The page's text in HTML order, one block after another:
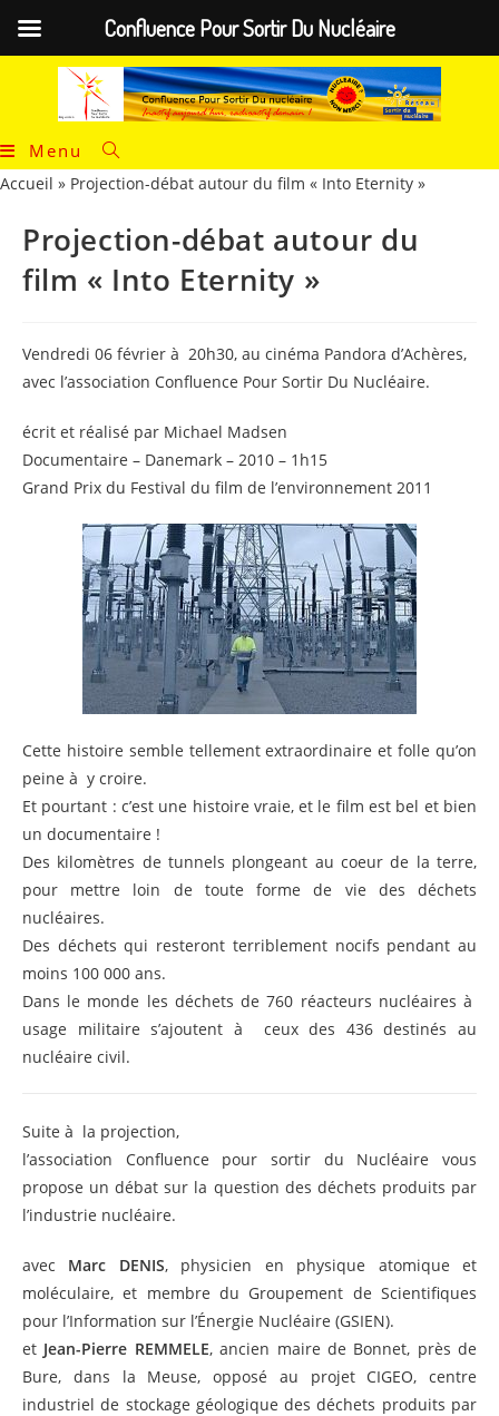
Menu
Accueil » Projection-débat autour du film « Into Eternity »
Projection-débat autour du
film « Into Eternity »
Vendredi 06 février à 20h30, au cinéma Pandora d’Achères,
avec l’association Confluence Pour Sortir Du Nucléaire.
écrit et réalisé par Michael Madsen
Documentaire – Danemark – 2010 – 1h15
Grand Prix du Festival du film de l’environnement 2011
Cette histoire semble tellement extraordinaire et folle qu’on
peine à y croire.
Et pourtant : c’est une histoire vraie, et le film est bel et bien
un documentaire !
Des kilomètres de tunnels plongeant au coeur de la terre,
pour mettre loin de toute forme de vie des déchets
nucléaires.
Des déchets qui resteront terriblement nocifs pendant au
moins 100 000 ans.
Dans le monde les déchets de 760 réacteurs nucléaires à
usage militaire s’ajoutent à ceux des 436 destinés au
nucléaire civil.
Suite à la projection,
l’association Confluence pour sortir du Nucléaire vous
propose un débat sur la question des déchets produits par
l’industrie nucléaire.
avec Marc DENIS, physicien en physique atomique et
moléculaire, et membre du Groupement de Scientifiques
pour l’Information sur l’Énergie Nucléaire (GSIEN).
et Jean-Pierre REMMELE, ancien maire de Bonnet, près de
Bure, dans la Meuse, opposé au projet CIGEO, centre
industriel de stockage géologique des déchets produits par
Confluence Pour Sortir Du Nucléaire